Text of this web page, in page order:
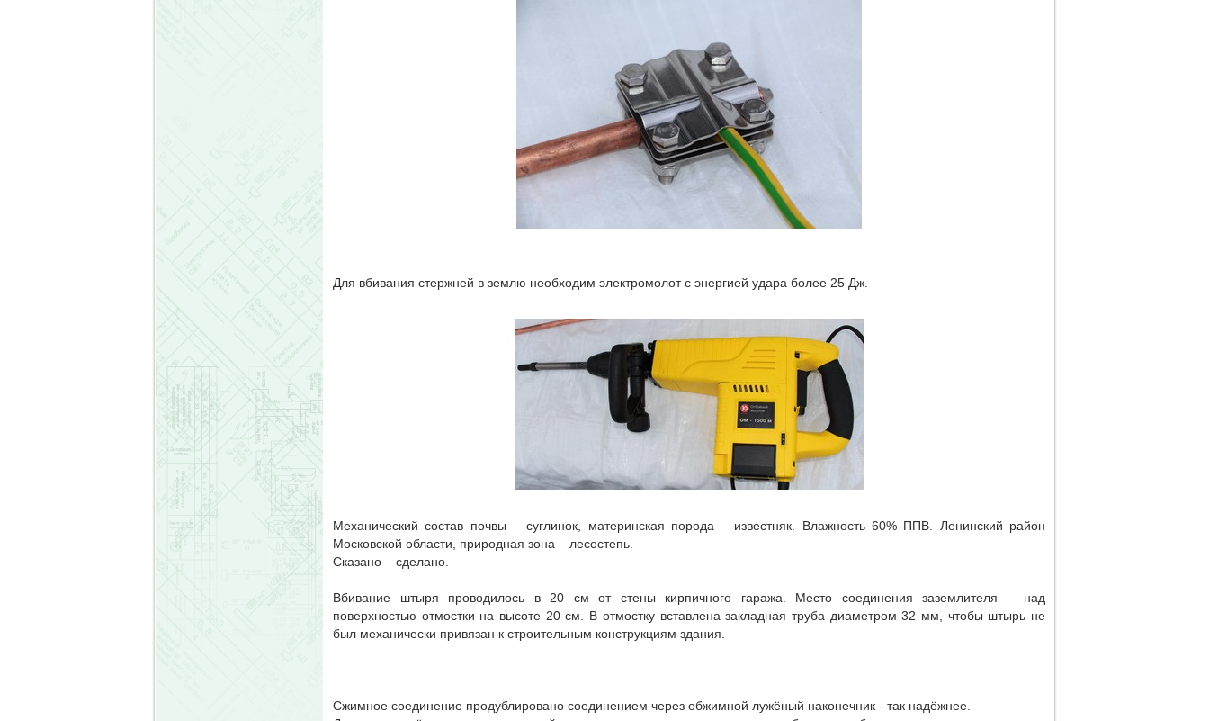
Для вбивания стержней в землю необходим электромолот с энергией удара более 25 Дж.
Механический состав почвы – суглинок, материнская порода – известняк. Влажность 60% ППВ. Ленинский район
Московской области, природная зона – лесостепь.
Сказано – сделано.
Вбивание штыря проводилось в 20 см от стены кирпичного гаража. Место соединения заземлителя – над
поверхностью отмостки на высоте 20 см. В отмостку вставлена закладная труба диаметром 32 мм, чтобы штырь не
был механически привязан к строительным конструкциям здания.
Сжимное соединение продублировано соединением через обжимной лужёный наконечник - так надёжнее.